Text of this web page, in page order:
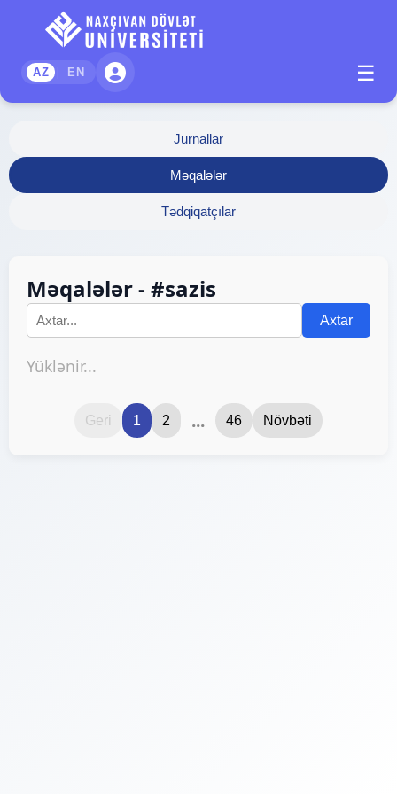
AZ | EN ☰
Jurnallar
Məqalələr
Tədqiqatçılar
Məqalələr - #sazis
Axtar
Yüklənir...
Geri 1 2 ... 46 Növbəti